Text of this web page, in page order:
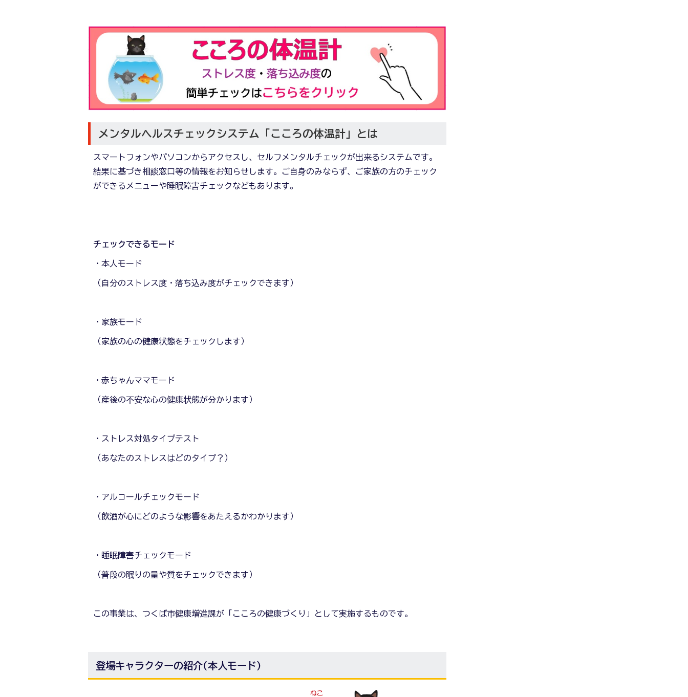
メンタルヘルスチェックシステム「こころの体温計」とは
スマートフォンやパソコンからアクセスし、セルフメンタルチェックが出来るシステムです。
結果に基づき相談窓口等の情報をお知らせします。ご自身のみならず、ご家族の方のチェック
ができるメニューや睡眠障害チェックなどもあります。
チェックできるモード
・本人モード
（自分のストレス度・落ち込み度がチェックできます）
・家族モード
（家族の心の健康状態をチェックします）
・赤ちゃんママモード
（産後の不安な心の健康状態が分かります）
・ストレス対処タイプテスト
（あなたのストレスはどのタイプ？）
・アルコールチェックモード
（飲酒が心にどのような影響をあたえるかわかります）
・睡眠障害チェックモード
（普段の眠りの量や質をチェックできます）
この事業は、つくば市健康増進課が「こころの健康づくり」として実施するものです。
登場キャラクターの紹介(本人モード)